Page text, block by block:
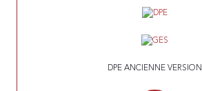
DPE ANCIENNE VERSION